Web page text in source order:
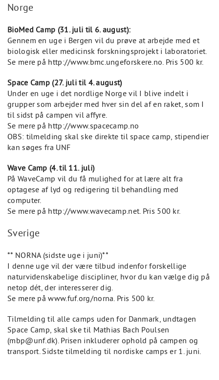
Norge
BioMed Camp (31. juli til 6. august):
Gennem en uge i Bergen vil du prøve at arbejde med et
biologisk eller medicinsk forskningsprojekt i laboratoriet.
Se mere på http://www.bmc.ungeforskere.no. Pris 500 kr.
Space Camp (27. juli til 4. august)
Under en uge i det nordlige Norge vil I blive indelt i
grupper som arbejder med hver sin del af en raket, som I
til sidst på campen vil affyre.
Se mere på http://www.spacecamp.no
OBS: tilmelding skal ske direkte til space camp, stipendier
kan søges fra UNF
Wave Camp (4. til 11. juli)
På WaveCamp vil du få mulighed for at lære alt fra
optagese af lyd og redigering til behandling med
computer.
Se mere på http://www.wavecamp.net. Pris 500 kr.
Sverige
** NORNA (sidste uge i juni)**
I denne uge vil der være tilbud indenfor forskellige
naturvidenskabelige discipliner, hvor du kan vælge dig på
netop dét, der interesserer dig.
Se mere på www.fuf.org/norna. Pris 500 kr.
Tilmelding til alle camps uden for Danmark, undtagen
Space Camp, skal ske til Mathias Bach Poulsen
(mbp@unf.dk). Prisen inkluderer ophold på campen og
transport. Sidste tilmelding til nordiske camps er 1. juni.